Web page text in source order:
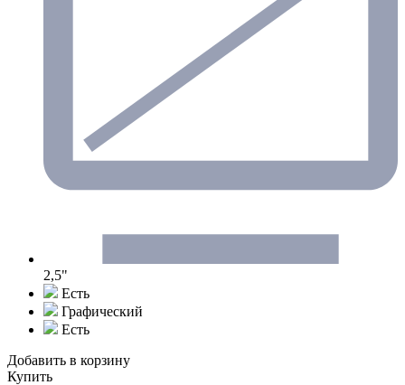
2,5"
Есть
Графический
Есть
Добавить в корзину
Купить